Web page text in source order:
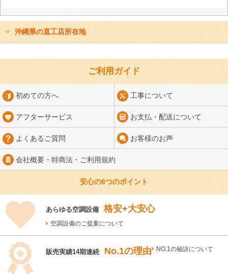
沖縄県の直工店所在地
ご利用ガイド
初めての方へ 工事について
アフターサービス お支払・配送について
よくあるご質問 お客様のお声
会社概要・特商法・ ご利用規約
安心の6つのポイント
あらゆる空調設備 格安+大安心
空調設備のご提案について
販売実績14期連続 No.1の理由 NO.1の秘訣について